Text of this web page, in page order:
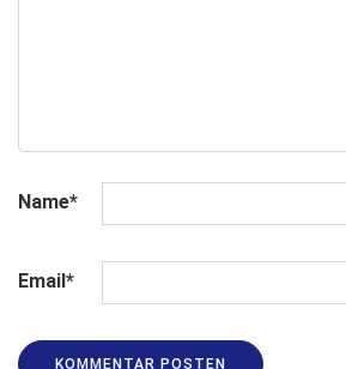
Name*
Email*